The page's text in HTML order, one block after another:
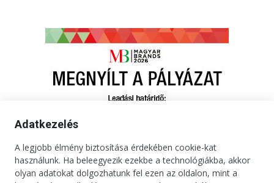
Adatkezelés
A legjobb élmény biztosítása érdekében cookie-kat
használunk. Ha beleegyezik ezekbe a technológiákba, akkor
olyan adatokat dolgozhatunk fel ezen az oldalon, mint a